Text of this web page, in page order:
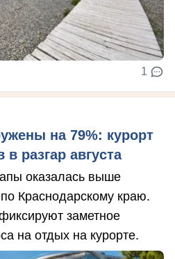
1
на 79%: курорт
в разгар августа
оказалась выше
Краснодарскому краю.
заметное
на отдых на курорте.